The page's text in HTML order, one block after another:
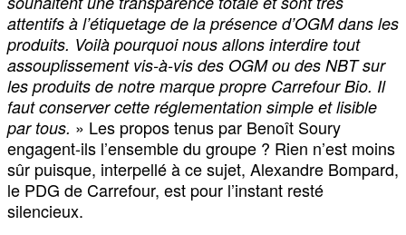
attentifs à l’étiquetage de la présence d’OGM dans les
produits. Voilà pourquoi nous allons interdire tout
assouplissement vis-à-vis des OGM ou des NBT sur
les produits de notre marque propre Carrefour Bio. Il
faut conserver cette réglementation simple et lisible
par tous. » Les propos tenus par Benoît Soury
engagent-ils l’ensemble du groupe ? Rien n’est moins
sûr puisque, interpellé à ce sujet, Alexandre Bompard,
le PDG de Carrefour, est pour l’instant resté
silencieux.